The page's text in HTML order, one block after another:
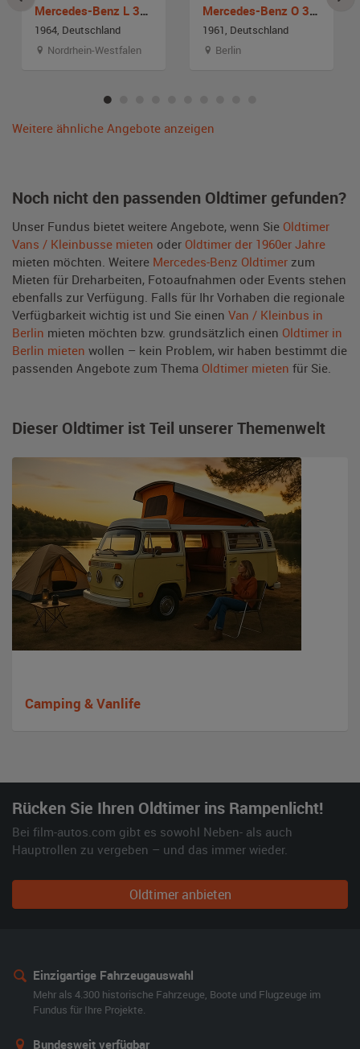
Mercedes-Benz L 319
1964, Deutschland
Nordrhein-Westfalen
Mercedes-Benz O 319
1961, Deutschland
Berlin
Weitere ähnliche Angebote anzeigen
Noch nicht den passenden Oldtimer gefunden?
Unser Fundus bietet weitere Angebote, wenn Sie Oldtimer
Vans / Kleinbusse mieten oder Oldtimer der 1960er Jahre
mieten möchten. Weitere Mercedes-Benz Oldtimer zum
Mieten für Dreharbeiten, Fotoaufnahmen oder Events stehen
ebenfalls zur Verfügung. Falls für Ihr Vorhaben die regionale
Verfügbarkeit wichtig ist und Sie einen Van / Kleinbus in
Berlin mieten möchten bzw. grundsätzlich einen Oldtimer in
Berlin mieten wollen – kein Problem, wir haben bestimmt die
passenden Angebote zum Thema Oldtimer mieten für Sie.
Dieser Oldtimer ist Teil unserer Themenwelt
Camping & Vanlife
Rücken Sie Ihren Oldtimer ins Rampenlicht!
Bei film-autos.com gibt es sowohl Neben- als auch
Hauptrollen zu vergeben – und das immer wieder.
Oldtimer anbieten
Einzigartige Fahrzeugauswahl
Mehr als 4.300 historische Fahrzeuge, Boote und Flugzeuge im
Fundus für Ihre Projekte.
Bundesweit verfügbar